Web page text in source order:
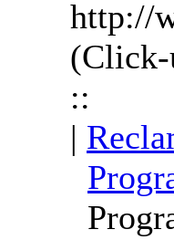
http://
(Click-
::
|